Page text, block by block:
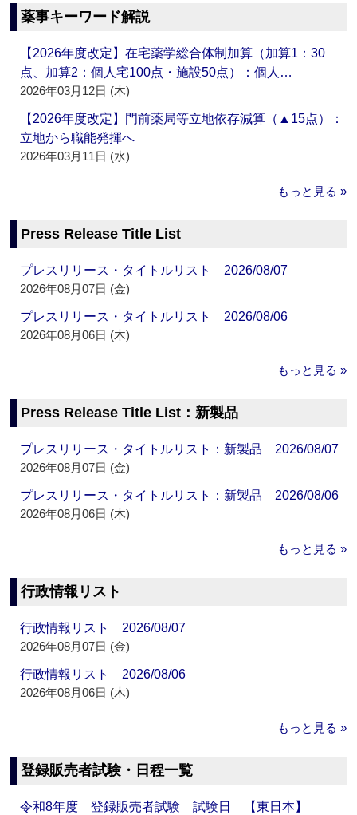
薬事キーワード解説
【2026年度改定】在宅薬学総合体制加算（加算1：30
点、加算2：個人宅100点・施設50点）：個人…
2026年03月12日 (木)
【2026年度改定】門前薬局等立地依存減算（▲15点）：
立地から職能発揮へ
2026年03月11日 (水)
もっと見る »
Press Release Title List
プレスリリース・タイトルリスト 2026/08/07
2026年08月07日 (金)
プレスリリース・タイトルリスト 2026/08/06
2026年08月06日 (木)
もっと見る »
Press Release Title List：新製品
プレスリリース・タイトルリスト：新製品 2026/08/07
2026年08月07日 (金)
プレスリリース・タイトルリスト：新製品 2026/08/06
2026年08月06日 (木)
もっと見る »
行政情報リスト
行政情報リスト 2026/08/07
2026年08月07日 (金)
行政情報リスト 2026/08/06
2026年08月06日 (木)
もっと見る »
登録販売者試験・日程一覧
令和8年度 登録販売者試験 試験日 【東日本】